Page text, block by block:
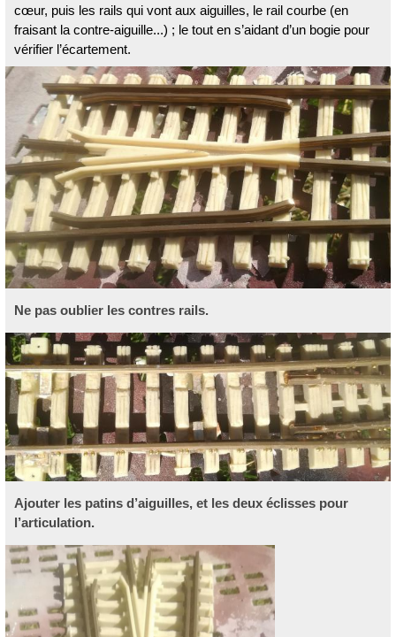
cœur, puis les rails qui vont aux aiguilles, le rail courbe (en
fraisant la contre-aiguille...) ; le tout en s’aidant d’un bogie pour
vérifier l’écartement.
Ne pas oublier les contres rails.
Ajouter les patins d’aiguilles, et les deux éclisses pour
l’articulation.